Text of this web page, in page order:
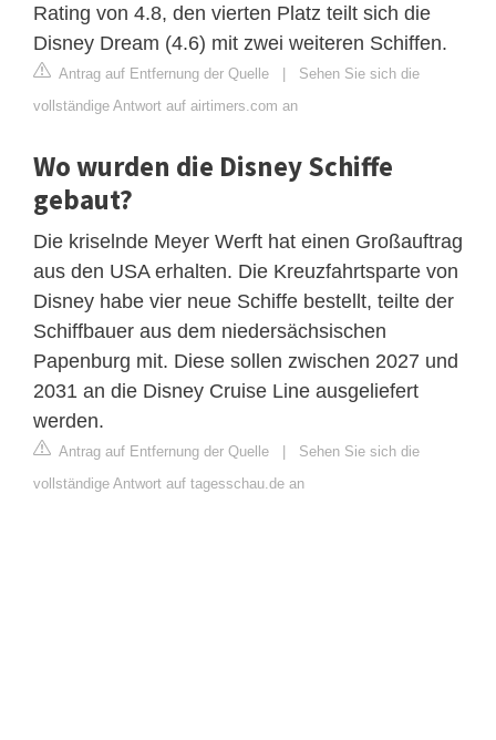
Rating von 4.8, den vierten Platz teilt sich die
Disney Dream (4.6) mit zwei weiteren Schiffen.
Antrag auf Entfernung der Quelle | Sehen Sie sich die
vollständige Antwort auf airtimers.com an
Wo wurden die Disney Schiffe
gebaut?
Die kriselnde Meyer Werft hat einen Großauftrag
aus den USA erhalten. Die Kreuzfahrtsparte von
Disney habe vier neue Schiffe bestellt, teilte der
Schiffbauer aus dem niedersächsischen
Papenburg mit. Diese sollen zwischen 2027 und
2031 an die Disney Cruise Line ausgeliefert
werden.
Antrag auf Entfernung der Quelle | Sehen Sie sich die
vollständige Antwort auf tagesschau.de an